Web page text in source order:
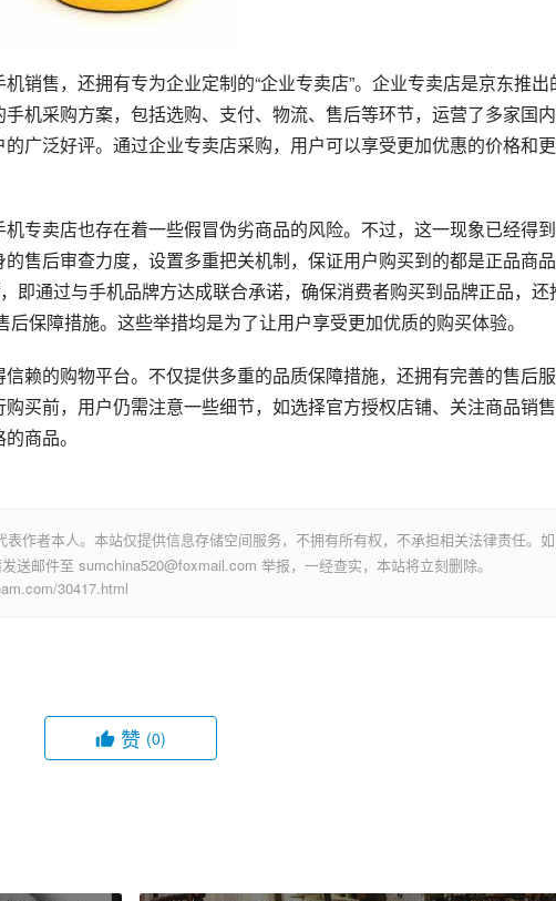
机采购方案，包括选购、支付、物流、售后等环节，运营了多家国
广泛好评。通过企业专卖店采购，用户可以享受更加优惠的价格和
售后审查力度，设置多重把关机制，保证用户购买到的都是正品商品
即通过与手机品牌方达成联合承诺，确保消费者购买到品牌正品，还
后保障措施。这些举措均是为了让用户享受更加优质的购买体验。
买前，用户仍需注意一些细节，如选择官方授权店铺、关注商品销售
商品。
作者本人。本站仅提供信息存储空间服务，不拥有所有权，不承担相关法律责任。如
送邮件至 sumchina520@foxmail.com 举报，一经查实，本站将立刻删除。
30417.html
赞 (0)